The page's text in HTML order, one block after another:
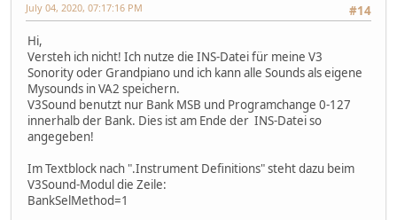
#14
July 04, 2020, 07:17:16 PM
Hi,
Versteh ich nicht! Ich nutze die INS-Datei für meine V3
Sonority oder Grandpiano und ich kann alle Sounds als eigene
Mysounds in VA2 speichern.
V3Sound benutzt nur Bank MSB und Programchange 0-127
innerhalb der Bank. Dies ist am Ende der INS-Datei so
angegeben!
Im Textblock nach ".Instrument Definitions" steht dazu beim
V3Sound-Modul die Zeile:
BankSelMethod=1